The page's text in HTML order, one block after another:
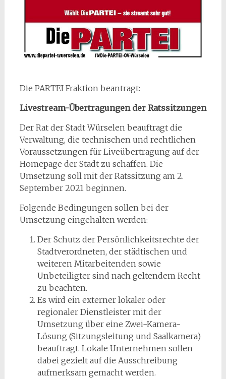
Die PARTEI Fraktion beantragt:
Livestream-Übertragungen der Ratssitzungen
Der Rat der Stadt Würselen beauftragt die
Verwaltung, die technischen und rechtlichen
Voraussetzungen für Liveübertragung auf der
Homepage der Stadt zu schaffen. Die
Umsetzung soll mit der Ratssitzung am 2.
September 2021 beginnen.
Folgende Bedingungen sollen bei der
Umsetzung eingehalten werden:
Der Schutz der Persönlichkeitsrechte der
Stadtverordneten, der städtischen und
weiteren Mitarbeitenden sowie
Unbeteiligter sind nach geltendem Recht
zu beachten.
Es wird ein externer lokaler oder
regionaler Dienstleister mit der
Umsetzung über eine Zwei-Kamera-
Lösung (Sitzungsleitung und Saalkamera)
beauftragt. Lokale Unternehmen sollen
dabei gezielt auf die Ausschreibung
aufmerksam gemacht werden.